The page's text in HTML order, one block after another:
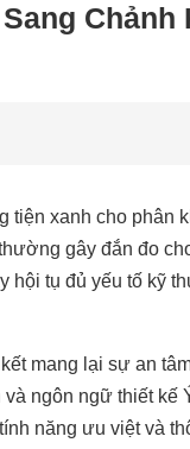
Chảnh
xanh cho phân
gây đắn đo
hội tụ đủ yếu tố kỹ
mang lại sự an
ngôn ngữ thiết kế
năng ưu việt và